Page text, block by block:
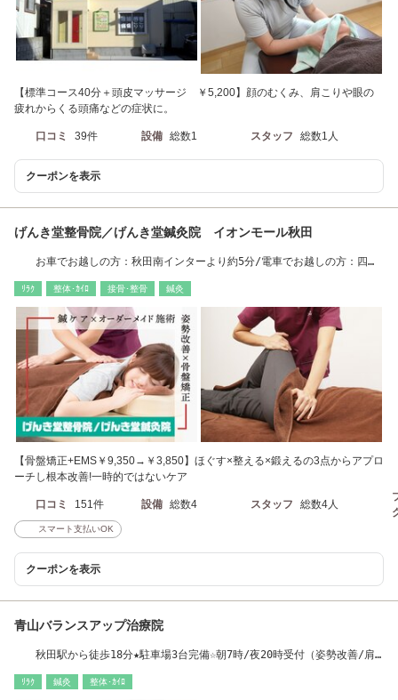
【標準コース40分＋頭皮マッサージ ￥5,200】顔のむくみ、肩こりや眼の
疲れからくる頭痛などの症状に。
口コミ 39件 設備 総数1 スタッフ 総数1人
クーポンを表示
げんき堂整骨院／げんき堂鍼灸院 イオンモール秋田
お車でお越しの方：秋田南インターより約5分/電車でお越しの方：四ツ
ﾘﾗｸ 整体･ｶｲﾛ 接骨･整骨 鍼灸
【骨盤矯正+EMS￥9,350→￥3,850】ほぐす×整える×鍛えるの3点からアプロ
ーチし根本改善!一時的ではないケア
口コミ 151件 設備 総数4 スタッフ 総数4人
スマート支払いOK
クーポンを表示
青山バランスアップ治療院
秋田駅から徒歩18分★駐車場3台完備☆朝7時/夜20時受付（姿勢改善/肩
ﾘﾗｸ 鍼灸 整体･ｶｲﾛ